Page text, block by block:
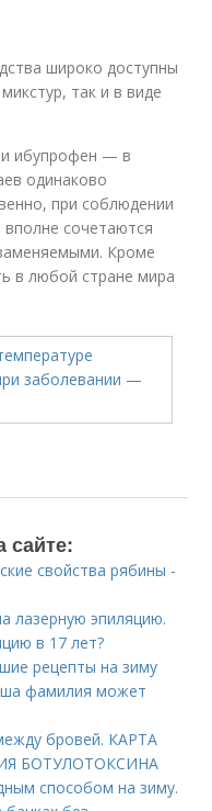
широко доступны
так и в виде
ибупрофен — в
одинаково
при соблюдении
сочетаются
Кроме
в любой стране мира
сайте:
свойства рябины -
лазерную эпиляцию.
в 17 лет?
рецепты на зиму
фамилия может
бровей. КАРТА
БОТУЛОТОКСИНА
способом на зиму.